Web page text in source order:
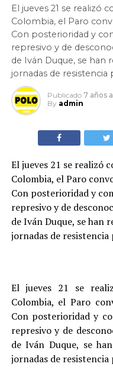
El jueves 21 se realizó
Colombia, el Paro
Con posterioridad y
represivo y de
de Iván Duque, se han
jornadas de
Publicado 7 años
By admin
El jueves 21 se realizó
Colombia, el Paro
Con posterioridad y
represivo y de
de Iván Duque, se han
jornadas de
El jueves 21 se
Colombia, el Paro
Con posterioridad y
represivo y de
de Iván Duque, se
jornadas de